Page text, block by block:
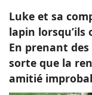
Luke et sa
lapin lorsqu’ils
En prenant
sorte que la
amitié